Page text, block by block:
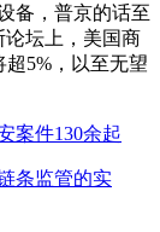
备，普京的话至
论坛上，美国商
5%，以至无望
案件130余起
条监管的实